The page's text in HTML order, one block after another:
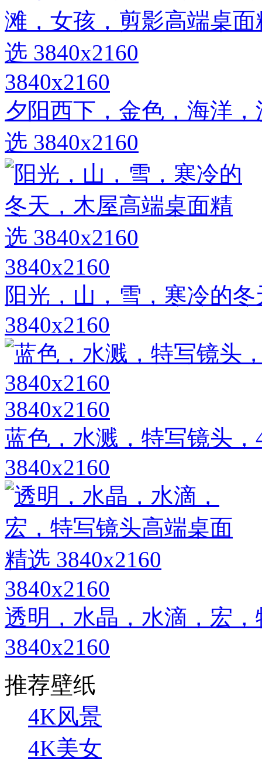
3840x2160
夕阳西下，金色，海洋
选 3840x2160
3840x2160
阳光，山，雪，寒冷的
3840x2160
3840x2160
蓝色，水溅，特写镜头
3840x2160
3840x2160
透明，水晶，水滴，宏
3840x2160
推荐壁纸
4K风景
4K美女